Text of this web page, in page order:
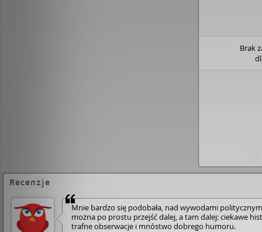
Brak
Recenzje
Mnie bardzo się podobała, nad wywodami
można po prostu przejść dalej, a tam dalej: ciekawe
trafne obserwacje i mnóstwo dobrego humoru.